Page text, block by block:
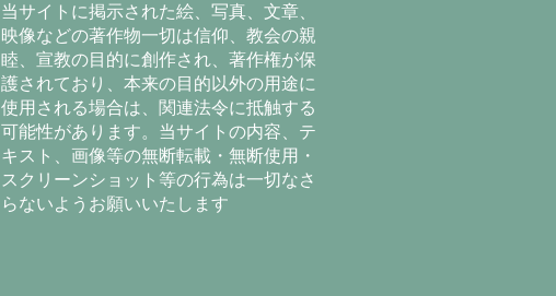
ブ
当サイトに掲示された絵、写真、文章、
映像などの著作物一切は信仰、教会の親
睦、宣教の目的に創作され、著作権が保
護されており、本来の目的以外の用途に
使用される場合は、関連法令に抵触する
可能性があります。当サイトの内容、テ
キスト、画像等の無断転載・無断使用・
スクリーンショット等の行為は一切なさ
らないようお願いいたします